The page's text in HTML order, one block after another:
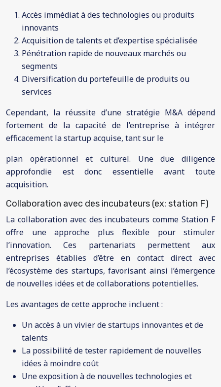
Accès immédiat à des technologies ou produits
innovants
Acquisition de talents et d’expertise spécialisée
Pénétration rapide de nouveaux marchés ou
segments
Diversification du portefeuille de produits ou
services
Cependant, la réussite d’une stratégie M&A dépend
fortement de la capacité de l’entreprise à intégrer
efficacement la startup acquise, tant sur le
plan opérationnel et culturel. Une due diligence
approfondie est donc essentielle avant toute
acquisition.
Collaboration avec des incubateurs (ex: station F)
La collaboration avec des incubateurs comme Station F
offre une approche plus flexible pour stimuler
l’innovation. Ces partenariats permettent aux
entreprises établies d’être en contact direct avec
l’écosystème des startups, favorisant ainsi l’émergence
de nouvelles idées et de collaborations potentielles.
Les avantages de cette approche incluent :
Un accès à un vivier de startups innovantes et de
talents
La possibilité de tester rapidement de nouvelles
idées à moindre coût
Une exposition à de nouvelles technologies et